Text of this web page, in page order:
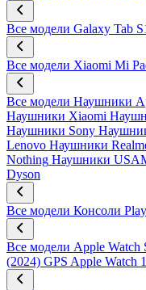
Все модели Galaxy Tab
Все модели Xiaomi Mi
Все модели Наушники
Наушники Xiaomi
Наушники Sony
Lenovo Наушники
Nothing Наушники
Dyson
Все модели Консоли
Все модели Apple Watch
(2024) GPS Apple Watch